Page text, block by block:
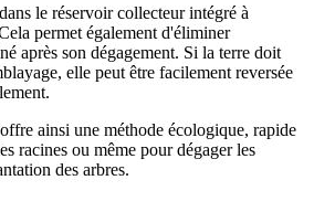
le réservoir collecteur intégré à
permet également d'éliminer
après son dégagement. Si la terre doit
elle peut être facilement reversée
ainsi une méthode écologique, rapide
racines ou même pour dégager les
des arbres.